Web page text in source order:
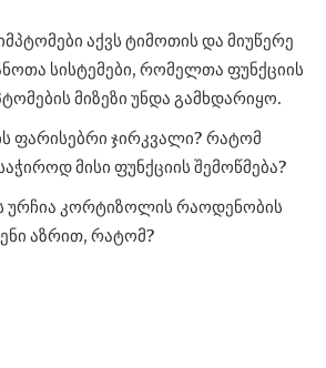
აქვს ტიმოთის და მიუწერე
სისტემები, რომელთა ფუნქციის
მიზეზი უნდა გამხდარიყო.
ფარისებრი ჯირკვალი? რატომ
მისი ფუნქციის შემოწმება?
ურჩია კორტიზოლის რაოდენობის
აზრით, რატომ?